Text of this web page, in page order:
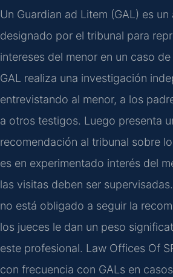
Un Guardian ad Litem (GAL) es
designado por el tribunal para
intereses del menor en un caso
GAL realiza una investigación
entrevistando al menor, a los
a otros testigos. Luego presenta
recomendación al tribunal sobre
es en experimentado interés del
las visitas deben ser
no está obligado a seguir la
los jueces le dan un peso
este profesional. Law Offices Of
con frecuencia con GALs en